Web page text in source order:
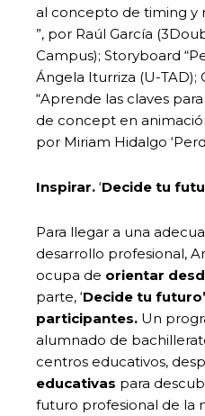
al concepto de timing y
”, por Raúl García
Campus); Storyboard
Ángela Iturriza (U-TAD);
“Aprende las claves
de concept en
por Miriam Hidalgo
Inspirar. ‘Decide tu
Para llegar a una
desarrollo profesional,
ocupa de orientar
parte, ‘Decide tu futuro’
participantes. Un
alumnado de
centros educativos,
educativas para
futuro profesional de la